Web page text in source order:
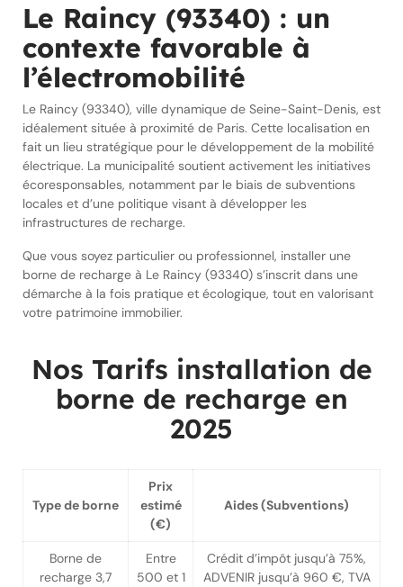
Le Raincy (93340) : un
contexte favorable à
l’électromobilité
Le Raincy (93340), ville dynamique de Seine-Saint-Denis, est
idéalement située à proximité de Paris. Cette localisation en
fait un lieu stratégique pour le développement de la mobilité
électrique. La municipalité soutient activement les initiatives
écoresponsables, notamment par le biais de subventions
locales et d’une politique visant à développer les
infrastructures de recharge.
Que vous soyez particulier ou professionnel, installer une
borne de recharge à Le Raincy (93340) s’inscrit dans une
démarche à la fois pratique et écologique, tout en valorisant
votre patrimoine immobilier.
Nos Tarifs installation de
borne de recharge en
2025
Type de borne
Prix
estimé
(€)
Aides (Subventions)
Borne de
recharge 3,7
Entre
500 et 1
Crédit d’impôt jusqu’à 75%,
ADVENIR jusqu’à 960 €, TVA